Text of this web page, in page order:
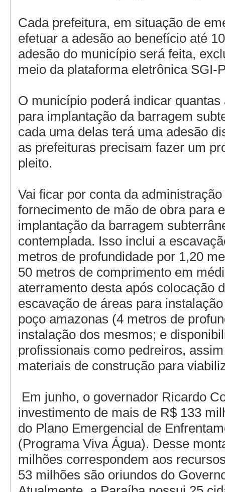
Cada prefeitura, em situação de
efetuar a adesão ao benefício até
adesão do município será feita,
meio da plataforma eletrônica SGI-
O município poderá indicar
para implantação da barragem
cada uma delas terá uma adesão
as prefeituras precisam fazer um
pleito.
Vai ficar por conta da
fornecimento de mão de obra para
implantação da barragem
contemplada. Isso inclui a
metros de profundidade por 1,20
50 metros de comprimento em
aterramento desta após colocação
escavação de áreas para
poço amazonas (4 metros de
instalação dos mesmos; e
profissionais como pedreiros,
materiais de construção para
Em junho, o governador Ricardo
investimento de mais de R$ 133
do Plano Emergencial de
(Programa Viva Água). Desse
milhões correspondem aos
53 milhões são oriundos do